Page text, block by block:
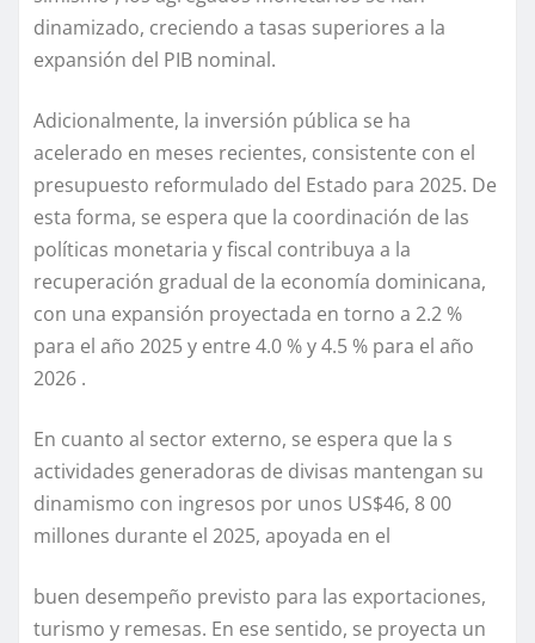
dinamizado, creciendo a tasas superiores a la
expansión del PIB nominal.
Adicionalmente, la inversión pública se ha
acelerado en meses recientes, consistente con el
presupuesto reformulado del Estado para 2025. De
esta forma, se espera que la coordinación de las
políticas monetaria y fiscal contribuya a la
recuperación gradual de la economía dominicana,
con una expansión proyectada en torno a 2.2 %
para el año 2025 y entre 4.0 % y 4.5 % para el año
2026 .
En cuanto al sector externo, se espera que la s
actividades generadoras de divisas mantengan su
dinamismo con ingresos por unos US$46, 8 00
millones durante el 2025, apoyada en el
buen desempeño previsto para las exportaciones,
turismo y remesas. En ese sentido, se proyecta un